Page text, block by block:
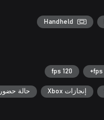
Handheld
120 fps
إنجازات Xbox حالة حضور Xbox